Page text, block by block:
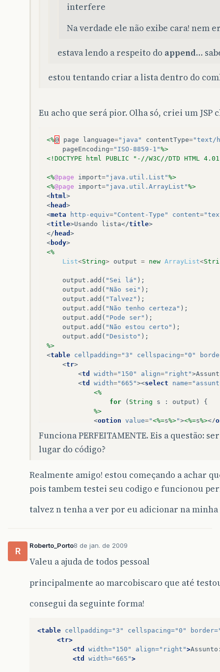
interfere
Na verdade ele não exibe cara! nem
estava lendo a respeito do append…
estou tentando criar a lista dentro do
Eu acho que será pior. Olha só, criei um JSP
<%@ page language="java" contentType="text/
pageEncoding="ISO-8859-1"%>
<!DOCTYPE html PUBLIC "-//W3C//DTD
<%@page import="java.util.List"%>
<%@page import="java.util.ArrayList"%>
< html >
< head >
<meta http-equiv="Content-Type" content=
<title>Usando lista</title>
</ head >
<body>
<%
List<String> output = new ArrayList<
output . add ( "Sei lá" );
output . add ( "Não sei" );
output . add ( "Talvez" );
output . add ( "Não tenho certeza" );
output . add ( "Pode ser" );
output . add ( "Não estou certo" );
output . add ( "Desisto" );
%>
<table cellpadding="3" cellspacing="0"
<tr>
<td width="150" align="right">
<td width="665"><select name=
<%
for
( String s : output )
{
%>
<option value="<%=s%>"><%=s%></
}
%>
</table >
</body >
Funciona PERFEITAMENTE. Eis a questão:
lugar do código?
Realmente amigo! estou começando a achar
pois tambem testei seu codigo e funcionou
talvez n tenha a ver por eu adicionar na
R
Roberto_Porto8 de jan. de 2009
Valeu a ajuda de todos pessoal
principalmente ao marcobiscaro que até
consegui da seguinte forma!
<table cellpadding="3" cellspacing="0" border=
<tr>
<td
width="150" align="right">
<td
width="665">